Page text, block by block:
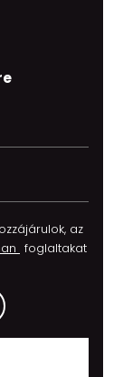
az
foglaltakat